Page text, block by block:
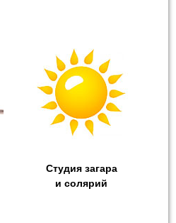
Студия загара
и cолярий